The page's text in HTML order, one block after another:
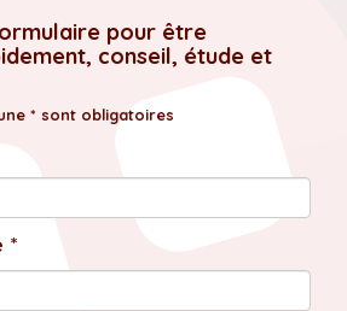
pour être
conseil, étude et
* sont obligatoires
*